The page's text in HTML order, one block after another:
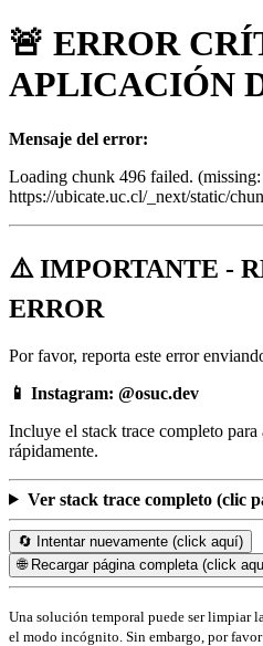
🚨 ERROR
APLICACIÓN
Mensaje del error:
Loading chunk 496 failed. (missing:
https://ubicate.uc.cl/_next/static/
⚠️ IMPORTANTE -
ERROR
Por favor, reporta este error
📱 Instagram: @osuc.dev
Incluye el stack trace completo
rápidamente.
Ver stack trace completo (clic
🔄 Intentar nuevamente (click aquí)
🌐 Recargar página completa (click
Una solución temporal puede ser limpiar
el modo incógnito. Sin embargo, por